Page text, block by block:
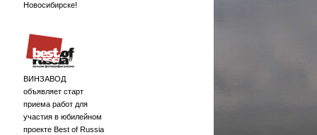
Новосибирске!
ВИНЗАВОД
объявляет старт
приема работ для
участия в юбилейном
проекте Best of Russia